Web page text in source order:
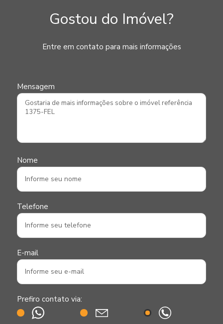
Gostou do Imóvel?
Entre em contato para mais informações
Mensagem
Nome
Telefone
E-mail
Prefiro contato via: